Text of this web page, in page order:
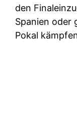
den
Spanien oder
Pokal